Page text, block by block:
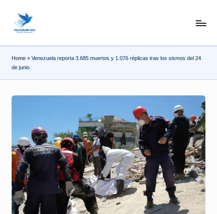
N
o
T
i
T
e
|
N
o
ti
Home » Venezuela reporta 3.685 muertos y 1.076 réplicas tras los sismos del 24
de junio